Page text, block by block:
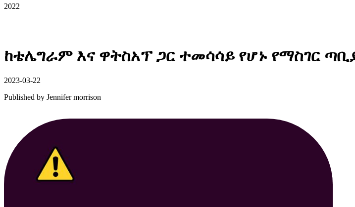
2022
ከቴሌግራም እና ዋትስአፕ ጋር ተመሳሳይ የሆኑ የማስገር
2023-03-22
Published by Jennifer morrison